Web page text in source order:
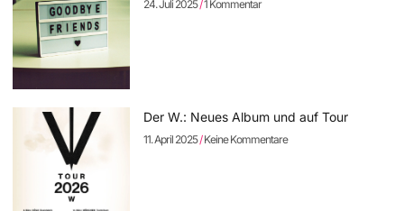
24. Juli 2025 1 Kommentar
Der W.: Neues Album und auf Tour
11. April 2025 Keine Kommentare